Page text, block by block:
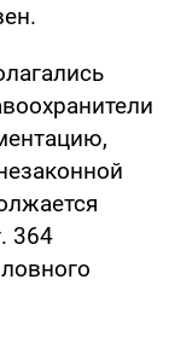
364